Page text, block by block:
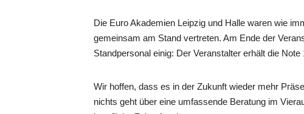
Die Euro Akademien Leipzig und Halle waren wie
gemeinsam am Stand vertreten. Am Ende der
Standpersonal einig: Der Veranstalter erhält die
Wir hoffen, dass es in der Zukunft wieder mehr
nichts geht über eine umfassende Beratung im